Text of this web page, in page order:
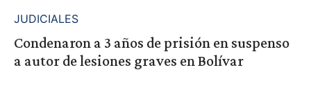
JUDICIALES
Condenaron a 3 años de prisión en suspenso
a autor de lesiones graves en Bolívar